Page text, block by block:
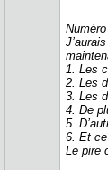
1. Les
2. Les
3. Les
4. De
5.
6. Et ce
Le pire